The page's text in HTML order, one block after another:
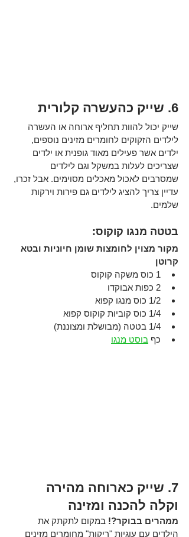
6. שייק כהעשרה קלורית
שייק יכול להוות תחליף ארוחה או העשרה
לילדים הזקוקים לחומרים מזינים נוספים,
ילדים אשר פעילים מאוד גופנית או ילדים
שצריכים לעלות במשקל וגם לילדים
שמסרבים לאכול מאכלים מסוימים. אבל זכרו,
עדיין צריך להציג לילדים גם פירות וירקות
שלמים.
בטטה מנגו קוקוס:
מקור מצוין לחומצות שומן חיוניות ובטא
קרוטן
1 כוס משקה קוקוס
2 כפות אבוקדו
1/2 כוס מנגו קפוא
1/4 כוס קוביות קוקוס קפוא
1/4 בטטה (מבושלת ומצוננת)
כף בוסט מנגו
7. שייק כארוחה מהירה
וקלה להכנה ומזינה
ממהרים בבוקר?! במקום לתקתק את
הילדים עם עוגיות "ריקות" מחומרים מזינים